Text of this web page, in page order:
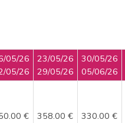
05/26
05/26
23/05/26
29/05/26
30/05/26
05/06/26
€ 358.00 € 330.00 €